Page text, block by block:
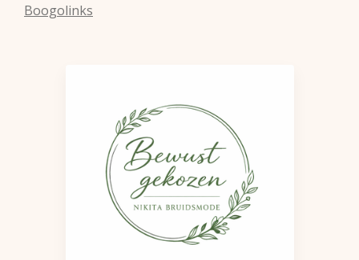
Boogolinks